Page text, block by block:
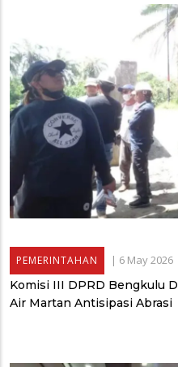
PEMERINTAHAN | 6 May 2026
Komisi III DPRD Bengkulu
Air Martan Antisipasi Abrasi